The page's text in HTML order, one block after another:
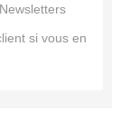
si vous en